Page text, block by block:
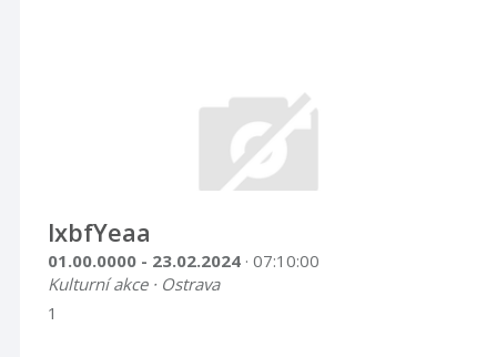
lxbfYeaa
01.00.0000 - 23.02.2024 · 07:10:00
Kulturní akce · Ostrava
1